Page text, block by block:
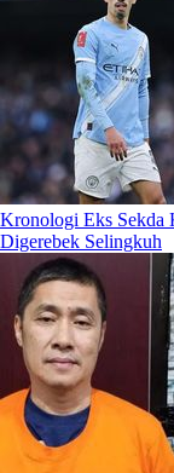
Kronologi Eks Sekda
Digerebek Selingkuh